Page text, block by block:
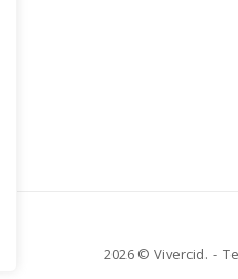
2026 © Vivercid.